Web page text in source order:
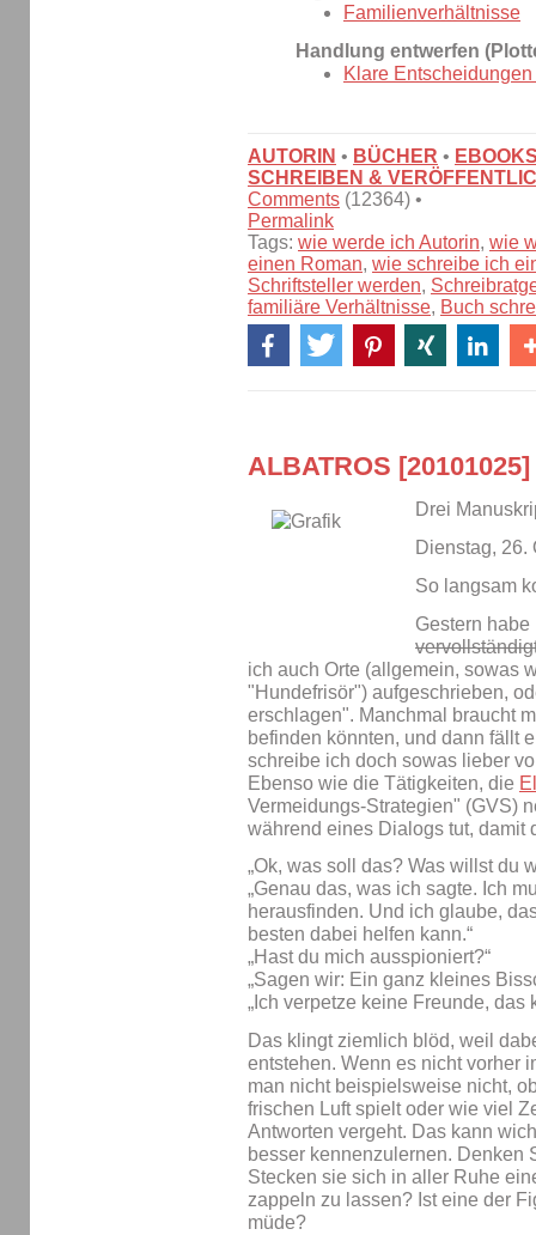
Familienverhältnisse
Handlung entwerfen
Klare Entscheidungen
AUTORIN • BÜCHER •
SCHREIBEN &
Comments (12364) •
Permalink
Tags: wie werde ich Autorin, wie
einen Roman, wie schreibe ich
Schriftsteller werden,
familiäre Verhältnisse, Buch
ALBATROS [20101025]
Drei
Dienstag, 26.
So langsam
Gestern
ich auch Orte (allgemein, sowas
"Hundefrisör") aufgeschrieben,
erschlagen". Manchmal braucht
befinden könnten, und dann fällt
schreibe ich doch sowas lieber
Ebenso wie die Tätigkeiten, die
Vermeidungs-Strategien" (GVS)
während eines Dialogs tut, damit
„Ok, was soll das? Was willst du
„Genau das, was ich sagte. Ich
herausfinden. Und ich glaube,
besten dabei helfen kann.“
„Hast du mich ausspioniert?“
„Sagen wir: Ein ganz kleines
„Ich verpetze keine Freunde, das
Das klingt ziemlich blöd, weil
entstehen. Wenn es nicht vorher
man nicht beispielsweise nicht,
frischen Luft spielt oder wie viel
Antworten vergeht. Das kann
besser kennenzulernen. Denken
Stecken sie sich in aller Ruhe
zappeln zu lassen? Ist eine der
müde?